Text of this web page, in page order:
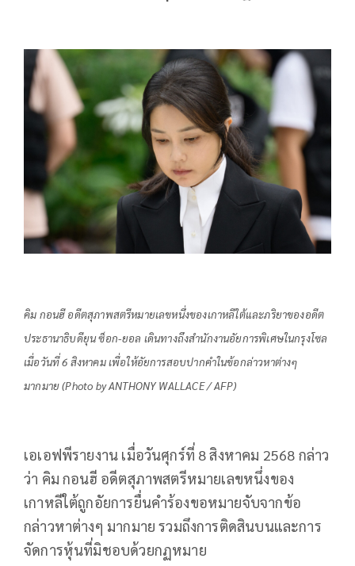
คิม กอนฮี อดีตสุภาพสตรีหมายเลขหนึ่งของเกาหลีใต้และภริยาของอดีต
ประธานาธิบดียุน ซ็อก-ยอล เดินทางถึงสำนักงานอัยการพิเศษในกรุงโซล
เมื่อวันที่ 6 สิงหาคม เพื่อให้อัยการสอบปากคำในข้อกล่าวหาต่างๆ
มากมาย (Photo by ANTHONY WALLACE / AFP)
เอเอฟพีรายงาน เมื่อวันศุกร์ที่ 8 สิงหาคม 2568 กล่าว
ว่า คิม กอนฮี อดีตสุภาพสตรีหมายเลขหนึ่งของ
เกาหลีใต้ถูกอัยการยื่นคำร้องขอหมายจับจากข้อ
กล่าวหาต่างๆ มากมาย รวมถึงการติดสินบนและการ
จัดการหุ้นที่มิชอบด้วยกฏหมาย